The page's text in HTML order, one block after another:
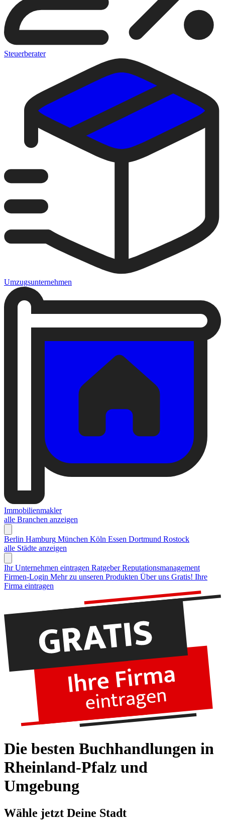
Steuerberater
Umzugsunternehmen
Immobilienmakler
alle Branchen anzeigen
Berlin Hamburg München Köln Essen Dortmund Rostock
alle Städte anzeigen
Ihr Unternehmen eintragen Ratgeber Reputationsmanagement
Firmen-Login Mehr zu unseren Produkten Über uns Gratis! Ihre
Firma eintragen
Die besten Buchhandlungen in
Rheinland-Pfalz und
Umgebung
Wähle jetzt Deine Stadt